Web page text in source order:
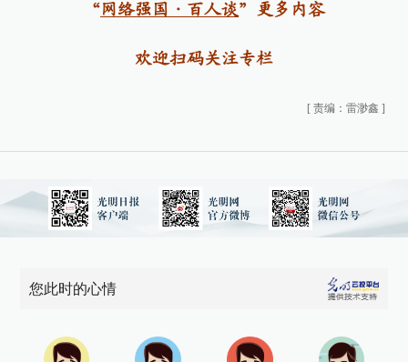
“网络强国·百人谈”更多内容
欢迎扫码关注专栏
[ 责编：雷渺鑫 ]
您此时的心情